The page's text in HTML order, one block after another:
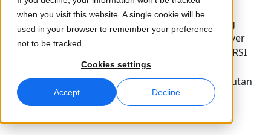
when you visit this website. A single cookie will be
used in your browser to remember your preference
not to be tracked.
Cookies settings
Accept Decline
Media och underhållning
Ta berättelser till varje skärm
Konsult- och outsourcingtjänster
AI-tolkning
Röstöversättning i realtid
Kvalitetssäkring
E-böcker
Fördjupande guider och strategier
Webbinarier on demand
Nyheter
Simultantolkning på distans ger flerspråkig
kommunikation i realtid utan att tolkar behöver
vara på plats. I den här artikeln förklaras hur RSI
fungerar, när denna lösning passar för ett
evenemang och var AI kan stötta i täckningen utan
att ersätta mänsklig expertis.